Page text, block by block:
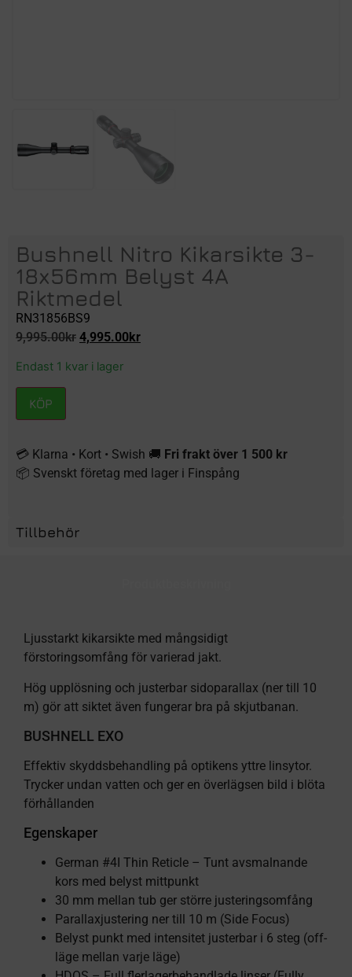
Bushnell Nitro Kikarsikte 3-
18x56mm Belyst 4A
Riktmedel
RN31856BS9
9,995.00kr 4,995.00kr
Endast 1 kvar i lager
KÖP
💳 Klarna • Kort • Swish 🚚 Fri frakt över 1 500 kr
📦 Svenskt företag med lager i Finspång
Tillbehör
Ljusstarkt kikarsikte med mångsidigt
förstoringsomfång för varierad jakt.
Hög upplösning och justerbar sidoparallax (ner till 10
m) gör att siktet även fungerar bra på skjutbanan.
BUSHNELL EXO
Effektiv skyddsbehandling på optikens yttre linsytor.
Trycker undan vatten och ger en överlägsen bild i blöta
förhållanden
Egenskaper
German #4I Thin Reticle – Tunt avsmalnande
kors med belyst mittpunkt
30 mm mellan tub ger större justeringsomfång
Parallaxjustering ner till 10 m (Side Focus)
Belyst punkt med intensitet justerbar i 6 steg (off-
läge mellan varje läge)